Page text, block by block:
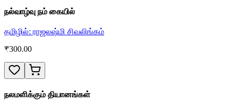
நல்வாழ்வு நம் கையில்
தமிழில்: ராஜலஷ்மி சிவலிங்கம்
₹300.00
நலமளிக்கும் தியானங்கள்